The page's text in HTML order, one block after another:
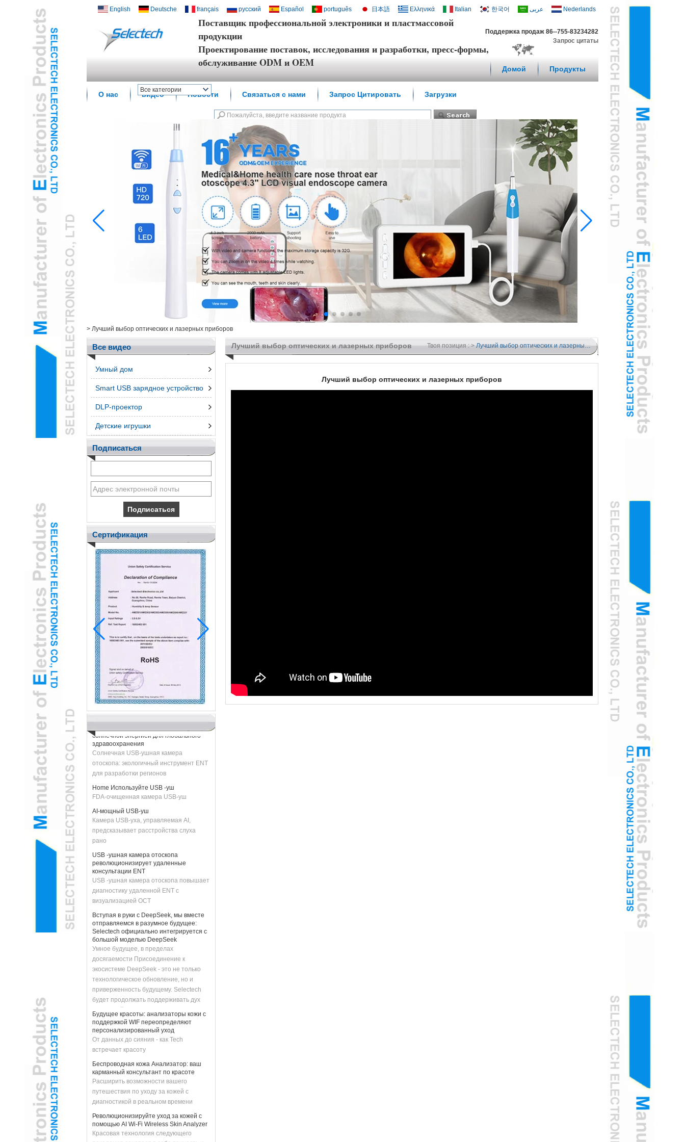
Поставщик профессиональной электроники и пластмассовой
продукции
Проектирование поставок, исследования и разработки, пресс-формы,
обслуживание ODM и OEM
Поддержка продаж 86--755-83234282
Запрос цитаты
English Deutsche français русский Español português 日本語 Ελληνικά Italian 한국어 عربى Nederlands
Домой Продукты
О нас видео Новости Связаться с нами Запрос Цитировать Загрузки
Все категории
Беспроводные смарт-
USB зарядное
устройство и сетевойL
PlateL
Температура датчика
влажностиL
Цифровой микроскоп /
эндоскопL
Путешествия
USB3.0 Hub.L
Косметическая камера
ПродуктыL
Телефон AccessroiesL
> Лучший выбор оптических и лазерных приборов
Все видео
Умный дом
Smart USB зарядное устройство
DLP-проектор
Детские игрушки
Подписаться
Сертификация
Педиатрический ENT принимает гейм
-камеру USB -уш
H2 "AR-усиленное USB-уш
здравоохранения
Солнечная USB-ушная камера
отоскопа: экологичный инструмент ENT
для разработки регионов
FDA-очищенная камера USB-уш
Камера USB-уха, управляемая AI,
предсказывает расстройства слуха
рано
революционизирует удаленные
консультации ENT
USB -ушная камера отоскопа повышает
диагностику удаленной ENT с
визуализацией OCT
отправляемся в разумное будущее:
Selectech официально интегрируется с
большой моделью DeepSeek
Умное будущее, в пределах
досягаемости Присоединение к
экосистеме DeepSeek - это не только
технологическое обновление, но и
приверженность будущему. Selectech
будет продолжать поддерживать дух
инноваций, расширить возможности
бизнеса с технологией ИИ и привлекать
клиентов более умными и более
эффективными решениями. Давайте
присоединимся руки с DeepSeek, чтобы
разобрать интеллектуальное будущее
и создать бесконечные возможности
вместе!
Будущее красоты: анализаторы кожи с
поддержкой WIF переопределяют
персонализированный уход
От данных до сияния - как Tech
встречает красоту
карманный консультант по красоте
Расширить возможности вашего
путешествия по уходу за кожей с
диагностикой в ​​реальном времени
помощью AI Wi-Fi Wireless Skin Analyzer
Красовая технология следующего
поколения сочетает в себе точность и
Лучший выбор оптических и лазерных приборов Твоя позиция : > Лучший выбор оптических и лазерных приборов
Лучший выбор оптических и лазерных приборов